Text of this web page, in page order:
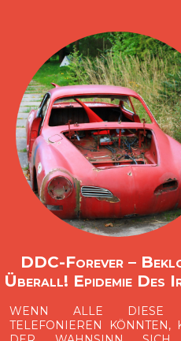
DDC-Forever –
Überall! Epidemie Des
WENN ALLE DIESE
TELEFONIEREN KÖNNTEN,